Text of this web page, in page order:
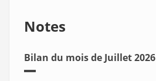
Notes
Bilan du mois de Juillet 2026